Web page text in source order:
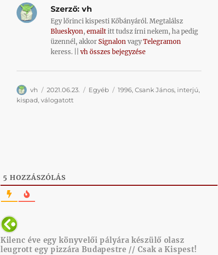
Szerző: vh
Egy lőrinci kispesti Kőbányáról. Megtalálsz
Blueskyon,emailtitt tudsz írni nekem, ha pedig
üzennél, akkorSignalonvagyTelegramon
keress. ||vh összes bejegyzése
Szerző
vh Közzétéve
2021.06.23. Kategória
Egyéb Címke
1996,Csank János, interjú,
kispad,válogatott
5 HOZZÁSZÓLÁS
Kilenc éve egy könyvelői pályára készülő olasz
leugrott egy pizzára Budapestre // Csak a Kispest!